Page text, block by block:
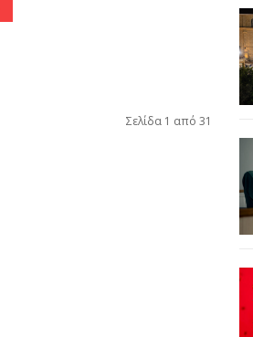
Σελίδα 1 από 31